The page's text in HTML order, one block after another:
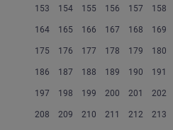
153 154 155 156 157 158
164 165 166 167 168 169
175 176 177 178 179 180
186 187 188 189 190 191
197 198 199 200 201 202
208 209 210 211 212 213